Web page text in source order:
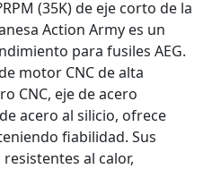
(35K) de eje corto de la
Action Army es un
para fusiles AEG.
motor CNC de alta
CNC, eje de acero
acero al silicio, ofrece
fiabilidad. Sus
al calor,